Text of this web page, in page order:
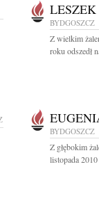
BYDGOSZCZ
Z wielkim
roku odszedł
BYDGOSZCZ
Z głębokim
listopada